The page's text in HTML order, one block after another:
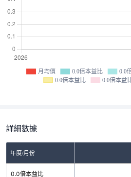
月均價 0.0倍本益比 0.0
0.0倍本益比
0.0倍本益
詳細數據
年度/月份
0.0倍本益比